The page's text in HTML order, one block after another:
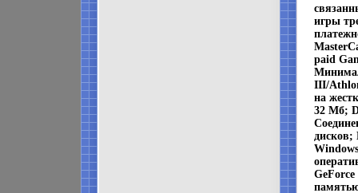
игры
paid
III/
на
32 Мб;
дисков;